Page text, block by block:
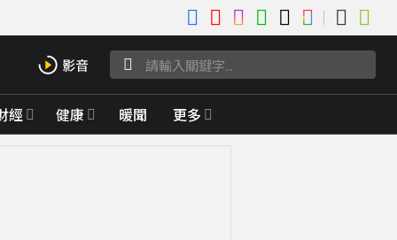
經 健康 暖聞 更多